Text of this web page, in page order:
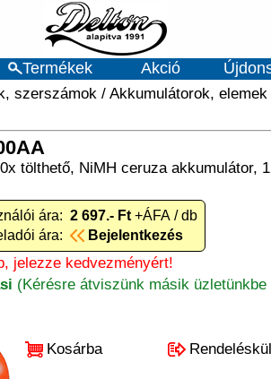
Termékek Akció
szerszámok / Akkumulátorok, elemek
tölthető, NiMH ceruza akkumulátor,
ára: 2 697.- Ft +ÁFA / db
ára:
Bejelentkezés
jelezze kedvezményért!
(Kérésre átviszünk másik üzletünkbe
Kosárba